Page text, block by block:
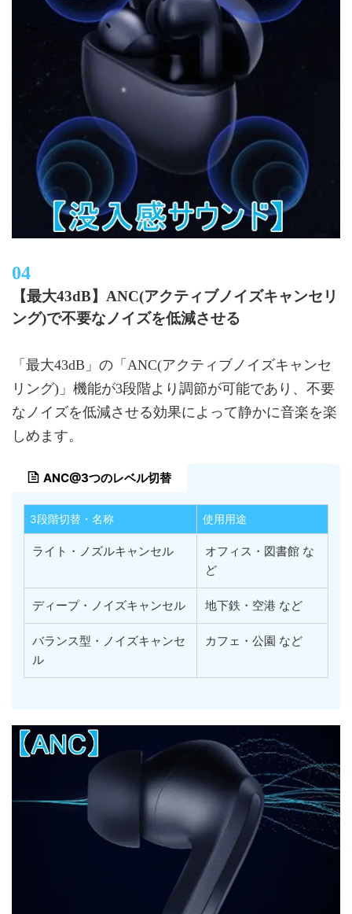
【最大43dB】ANC(アクティブノイズキャンセリ
ング)で不要なノイズを低減させる
「最大43dB」の「ANC(アクティブノイズキャンセ
リング)」機能が3段階より調節が可能であり、不要
なノイズを低減させる効果によって静かに音楽を楽
しめます。
ANC@3つのレベル切替
3段階切替・名称 使用用途
ライト・ノズルキャンセル
オフィス・図書館 な
ど
ディープ・ノイズキャンセル 地下鉄・空港 など
バランス型・ノイズキャンセ
ル
カフェ・公園 など